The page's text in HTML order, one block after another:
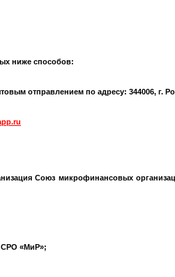
ниже способов:
отправлением по адресу: 344006, г.
Союз микрофинансовых
СРО «МиР»;